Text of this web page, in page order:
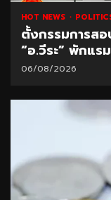
HOT NEWS
ตั้งกรรมการส
“อ.วีระ” พักแร
06/08/2026